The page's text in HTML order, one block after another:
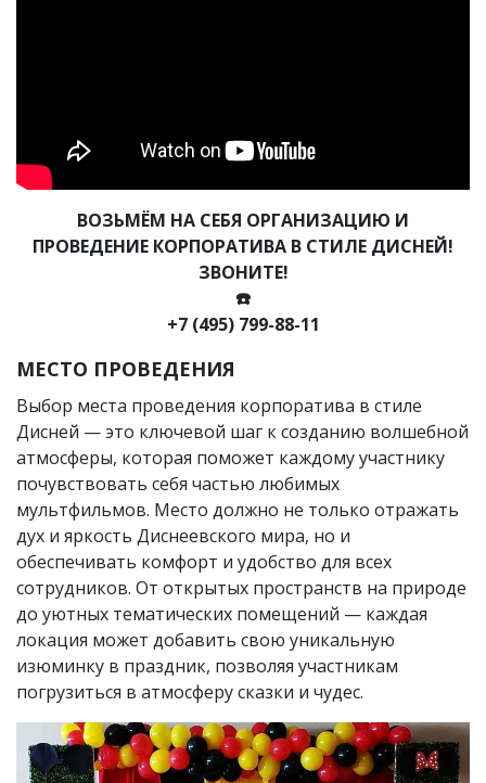
ВОЗЬМЁМ НА СЕБЯ ОРГАНИЗАЦИЮ И
ПРОВЕДЕНИЕ КОРПОРАТИВА В СТИЛЕ ДИСНЕЙ!
ЗВОНИТЕ!
☎️
+7 (495) 799-88-11
МЕСТО ПРОВЕДЕНИЯ
Выбор места проведения корпоратива в стиле
Дисней — это ключевой шаг к созданию волшебной
атмосферы, которая поможет каждому участнику
почувствовать себя частью любимых
мультфильмов. Место должно не только отражать
дух и яркость Диснеевского мира, но и
обеспечивать комфорт и удобство для всех
сотрудников. От открытых пространств на природе
до уютных тематических помещений — каждая
локация может добавить свою уникальную
изюминку в праздник, позволяя участникам
погрузиться в атмосферу сказки и чудес.